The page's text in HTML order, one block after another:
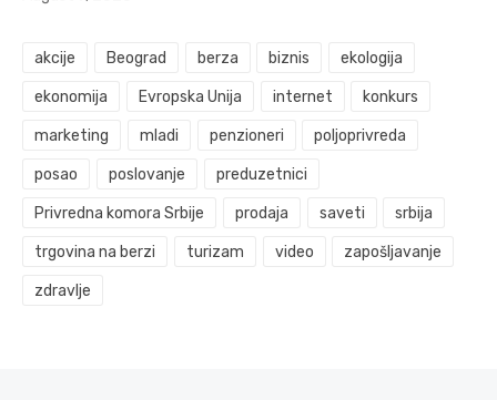
akcije Beograd berza biznis ekologija
ekonomija Evropska Unija internet konkurs
marketing mladi penzioneri poljoprivreda
posao poslovanje preduzetnici
Privredna komora Srbije prodaja saveti srbija
trgovina na berzi turizam video zapošljavanje
zdravlje